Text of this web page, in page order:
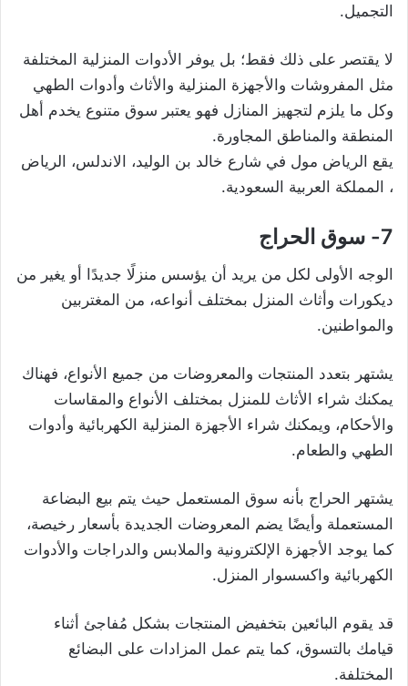
التجميل.
لا يقتصر على ذلك فقط؛ بل يوفر الأدوات المنزلية المختلفة
مثل المفروشات والأجهزة المنزلية والأثاث وأدوات الطهي
وكل ما يلزم لتجهيز المنازل فهو يعتبر سوق متنوع يخدم أهل
المنطقة والمناطق المجاورة.
يقع الرياض مول في شارع خالد بن الوليد، الاندلس، الرياض
، المملكة العربية السعودية.
7- سوق الحراج
الوجه الأولى لكل من يريد أن يؤسس منزلًا جديدًا أو يغير من
ديكورات وأثاث المنزل بمختلف أنواعه، من المغتربين
والمواطنين.
يشتهر بتعدد المنتجات والمعروضات من جميع الأنواع، فهناك
يمكنك شراء الأثاث للمنزل بمختلف الأنواع والمقاسات
والأحكام، ويمكنك شراء الأجهزة المنزلية الكهربائية وأدوات
الطهي والطعام.
يشتهر الحراج بأنه سوق المستعمل حيث يتم بيع البضاعة
المستعملة وأيضًا يضم المعروضات الجديدة بأسعار رخيصة،
كما يوجد الأجهزة الإلكترونية والملابس والدراجات والأدوات
الكهربائية واكسسوار المنزل.
قد يقوم البائعين بتخفيض المنتجات بشكل مُفاجئ أثناء
قيامك بالتسوق، كما يتم عمل المزادات على البضائع
المختلفة.